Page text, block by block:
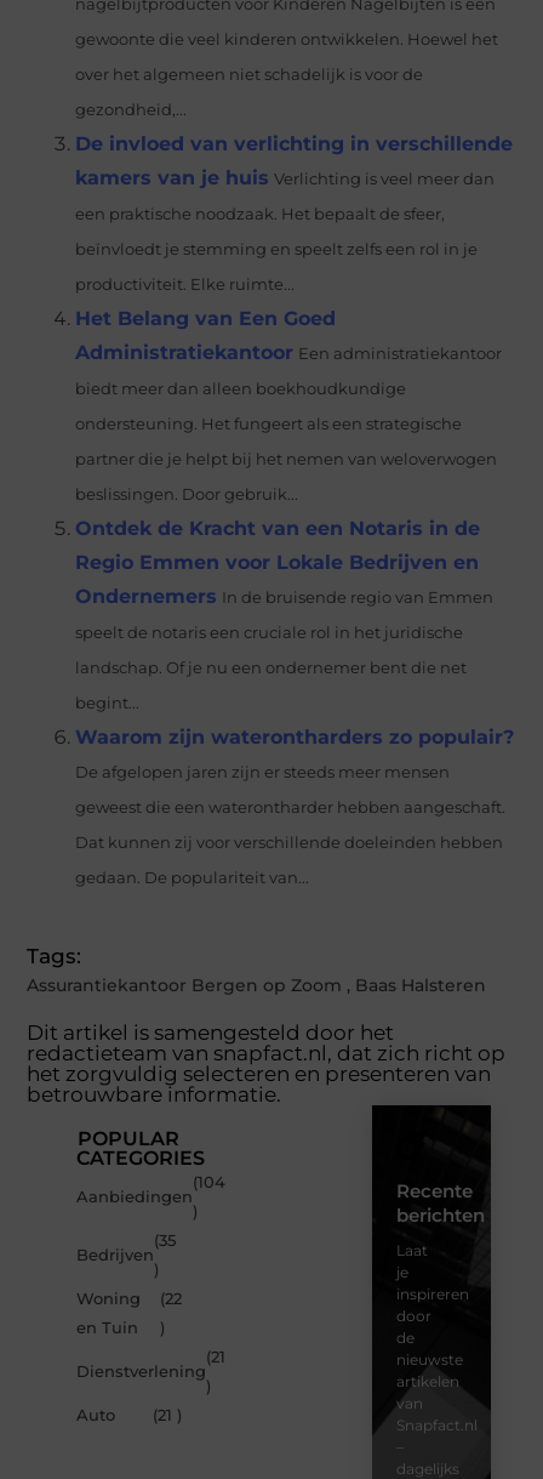
nagelbijtproducten voor Kinderen Nagelbijten is een
gewoonte die veel kinderen ontwikkelen. Hoewel het
over het algemeen niet schadelijk is voor de
gezondheid,...
De invloed van verlichting in verschillende
kamers van je huis Verlichting is veel meer dan
een praktische noodzaak. Het bepaalt de sfeer,
beïnvloedt je stemming en speelt zelfs een rol in je
productiviteit. Elke ruimte...
Het Belang van Een Goed
Administratiekantoor Een administratiekantoor
biedt meer dan alleen boekhoudkundige
ondersteuning. Het fungeert als een strategische
partner die je helpt bij het nemen van weloverwogen
beslissingen. Door gebruik...
Ontdek de Kracht van een Notaris in de
Regio Emmen voor Lokale Bedrijven en
Ondernemers In de bruisende regio van Emmen
speelt de notaris een cruciale rol in het juridische
landschap. Of je nu een ondernemer bent die net
begint...
Waarom zijn waterontharders zo populair?
De afgelopen jaren zijn er steeds meer mensen
geweest die een waterontharder hebben aangeschaft.
Dat kunnen zij voor verschillende doeleinden hebben
gedaan. De populariteit van...
Tags:
Assurantiekantoor Bergen op Zoom , Baas Halsteren
Dit artikel is samengesteld door het
redactieteam van snapfact.nl, dat zich richt op
het zorgvuldig selecteren en presenteren van
betrouwbare informatie.
POPULAR
CATEGORIES
Aanbiedingen
(104
)
Bedrijven
(35
)
Woning
en Tuin
(22
)
Dienstverlening
(21
)
Auto
(21 )
Recente
berichten
Laat
je
inspireren
door
de
nieuwste
artikelen
van
Snapfact.nl
–
dagelijks